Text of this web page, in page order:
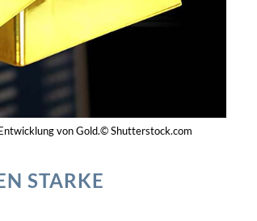
von Gold.© Shutterstock.com
STARKE